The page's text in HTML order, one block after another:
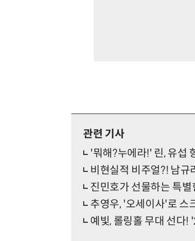
관련 기사
'뭐해?누에라!' 린, 유섭
비현실적 비주얼?! 남규
진민호가 선물하는 특
추영우, '오세이사'로
예빛, 롤링홀 무대 선다!